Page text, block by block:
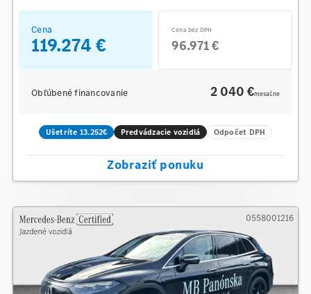
Cena
119.274 €
Cena bez DPH
96.971 €
Obľúbené financovanie 2 040 €mesačne
Ušetríte 13.252€ Predvádzacie vozidlá Odpočet DPH
Zobraziť ponuku
0558001216